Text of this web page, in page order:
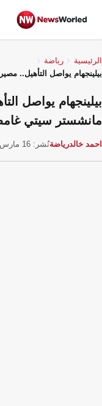
الرئيسية
رياضة
بيلينجهام يواصل التأهيل..
بيلينجهام يواصل
مانشستر سيتي
احمد خالدرياضةنُشر: 16 مارس 2026